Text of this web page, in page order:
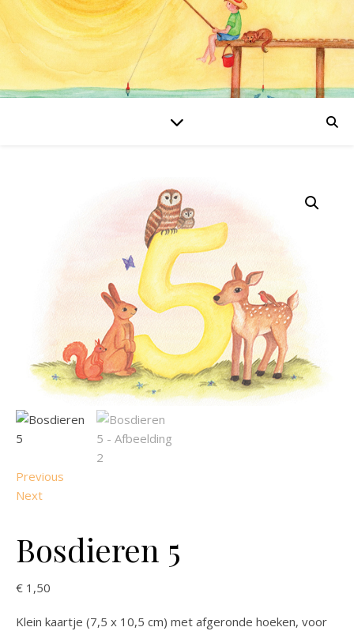
Previous
Next
Bosdieren 5
€ 1,50
Klein kaartje (7,5 x 10,5 cm) met afgeronde hoeken, voor